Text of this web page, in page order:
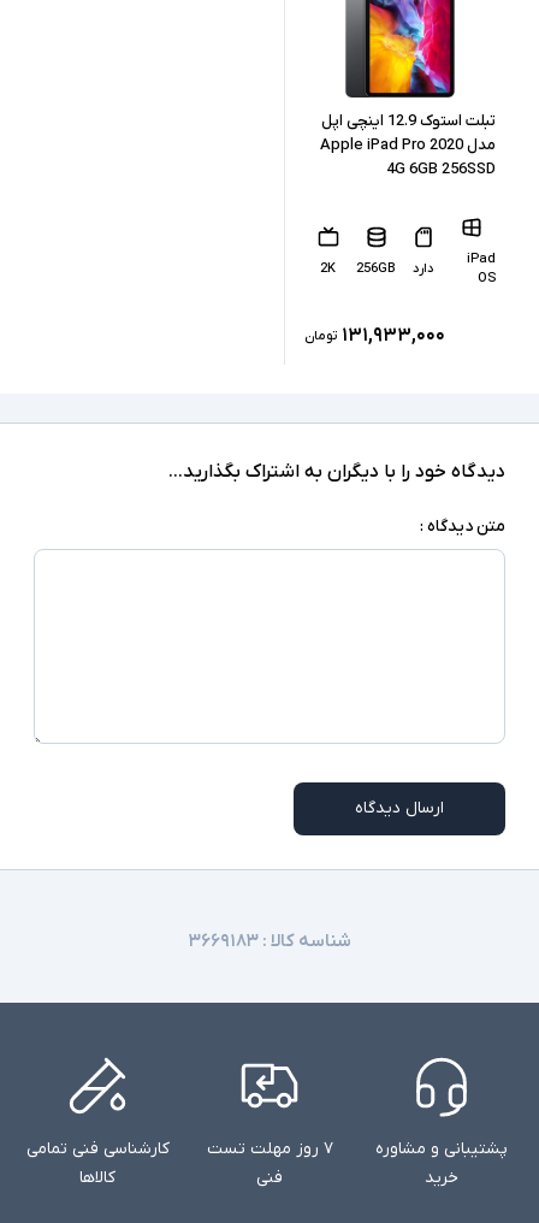
حافظه داخلی
پشتیبانی از کارت حافظه
رزولوشن فیلم
مگاپیکسل
اقلام همراه کابل شارژ
سایر امکانات
دارای حسگر اثر انگشت - دارای مقاومت آب و
تبلت استوک 12.9 اینچی اپل
مدل Apple iPad Pro 2020
4G 6GB 256SSD
iPad
OS
دارد 256GB
2K
۱۳۱,۹۳۳,۰۰۰ تومان
دیدگاه خود را با دیگران به اشتراک بگذارید...
متن دیدگاه :
ارسال دیدگاه
شناسه کالا :۳۶۶۹۱۸۳
پشتیبانی و مشاوره
خرید
۷ روز مهلت تست
فنی
کارشناسی فنی تمامی
کالاها